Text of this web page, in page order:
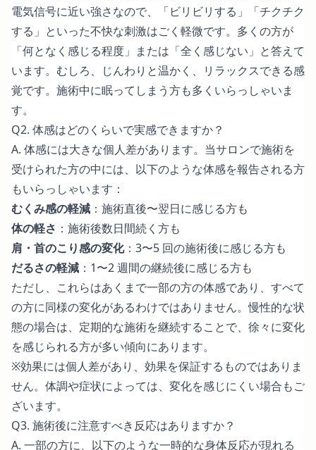
電気信号に近い強さなので、「ビリビリする」「チクチク
する」といった不快な刺激はごく軽微です。多くの方が
「何となく感じる程度」または「全く感じない」と答えて
います。むしろ、じんわりと温かく、リラックスできる感
覚です。施術中に眠ってしまう方も多くいらっしゃいま
す。
Q2. 体感はどのくらいで実感できますか？
A. 体感には大きな個人差があります。当サロンで施術を
受けられた方の中には、以下のような体感を報告される方
もいらっしゃいます：
むくみ感の軽減 ：施術直後〜翌日に感じる方も
体の軽さ ：施術後数日間続く方も
肩・首のこり感の変化：3〜5 回の施術後に感じる方も
だるさの軽減 ：1〜2 週間の継続後に感じる方も
ただし、これらはあくまで一部の方の体感であり、すべて
の方に同様の変化があるわけではありません。慢性的な状
態の場合は、定期的な施術を継続することで、徐々に変化
を感じられる方が多い傾向にあります。
※効果には個人差があり、効果を保証するものではありま
せん。体調や症状によっては、変化を感じにくい場合もご
ざいます。
Q3. 施術後に注意すべき反応はありますか？
A. 一部の方に、以下のような一時的な身体反応が現れる